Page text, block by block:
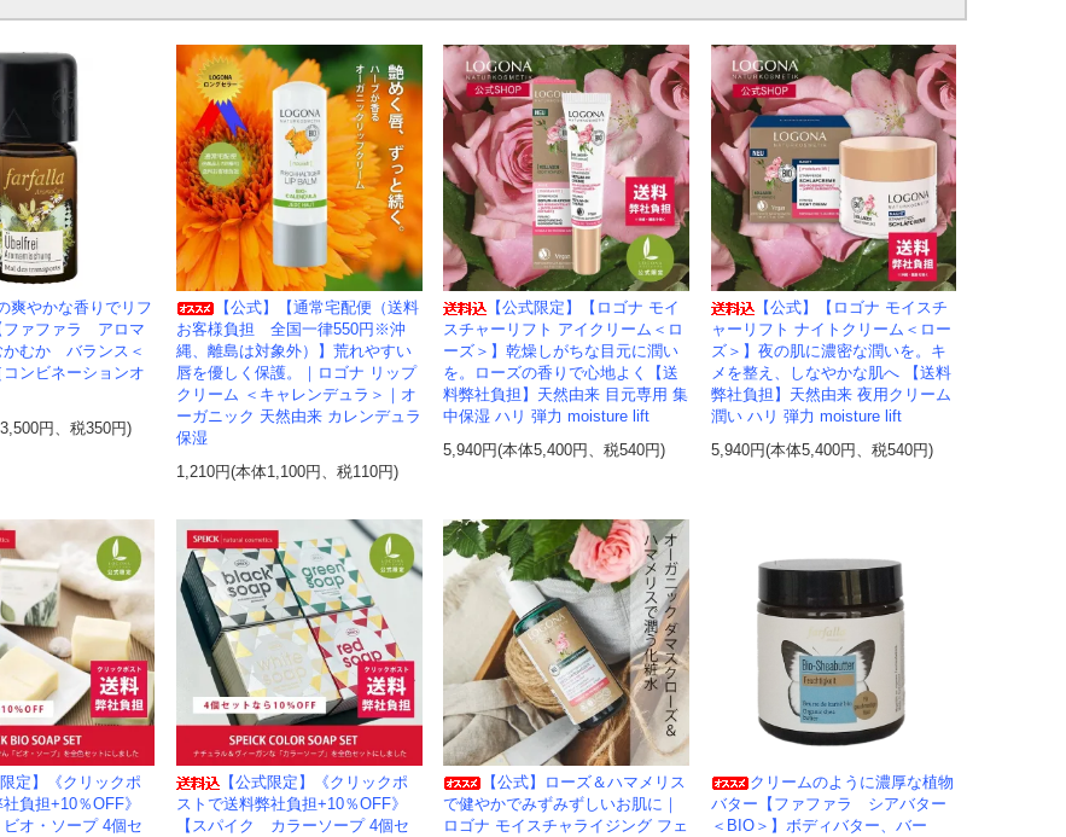
爽やかな香りでリフ
ファファラ アロマ
むか バランス＜
コンビネーションオ
円、税350円)
【公式】【通常宅配便（送料
お客様負担 全国一律550円※沖
縄、離島は対象外）】荒れやすい
唇を優しく保護。｜ロゴナ リップ
クリーム ＜キャレンデュラ＞｜オ
ーガニック 天然由来 カレンデュラ
保湿
1,210円(本体1,100円、税110円)
【公式限定】【ロゴナ モイ
スチャーリフト アイクリーム＜ロ
ーズ＞】乾燥しがちな目元に潤い
を。ローズの香りで心地よく【送
料弊社負担】天然由来 目元専用 集
中保湿 ハリ 弾力 moisture lift
5,940円(本体5,400円、税540円)
【公式】【ロゴナ モイスチ
ャーリフト ナイトクリーム＜ロー
ズ＞】夜の肌に濃密な潤いを。キ
メを整え、しなやかな肌へ 【送料
弊社負担】天然由来 夜用クリーム
潤い ハリ 弾力 moisture lift
5,940円(本体5,400円、税540円)
定】《クリックポ
負担+10％OFF》
オ・ソープ 4個セ
【公式限定】《クリックポ
ストで送料弊社負担+10％OFF》
【スパイク カラーソープ 4個セ
【公式】ローズ＆ハマメリス
で健やかでみずみずしいお肌に｜
ロゴナ モイスチャライジング フェ
クリームのように濃厚な植物
バター【ファファラ シアバター
＜BIO＞】ボディバター、バー